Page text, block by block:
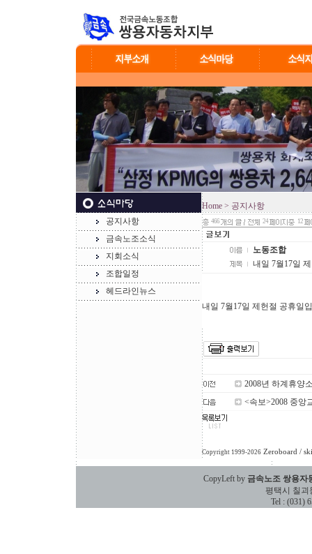
공지사항
금속노조소식
지회소식
조합일정
헤드라인뉴스
Home > 공지사항
466 24 12
노동조합
내일 7월17일
내일 7월17일 제헌절 공휴일
2008년 하계휴양
<속보>2008 중앙
Copyright 1999-2026 Zeroboard /
CopyLeft by 금속노조 쌍용자
평택시 칠괴동
Tel : (031)